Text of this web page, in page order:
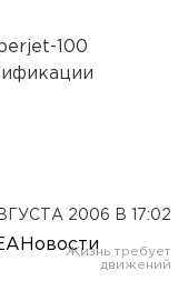
100
2006 В 17:02